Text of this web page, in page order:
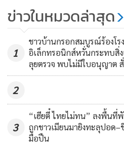
574
บ้าน โด
ข่าวในหมวดล่าสุด
1
ชาวบ้านกรอกสมบูรณ์ร้องโ
อิเล็กทรอนิกส์หวั่นกระทบสิ่
ลุยตรวจ พบไม่มีใบอนุญาต
2
3
“เฮียตี๋ ไทยไม่ทน” ลงพื้นที่
ถูกชาวเมียนมายิงทะลุปอด–ชิ
มือปืน